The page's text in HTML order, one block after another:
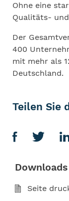
Ohne eine
Qualitäts-
Der
400
mit mehr als
Deutschland.
Teilen Sie
Seite